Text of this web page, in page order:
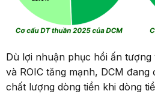
Dù lợi nhuận phục hồi ấn
và ROIC tăng mạnh, DCM
chất lượng dòng tiền khi dòng